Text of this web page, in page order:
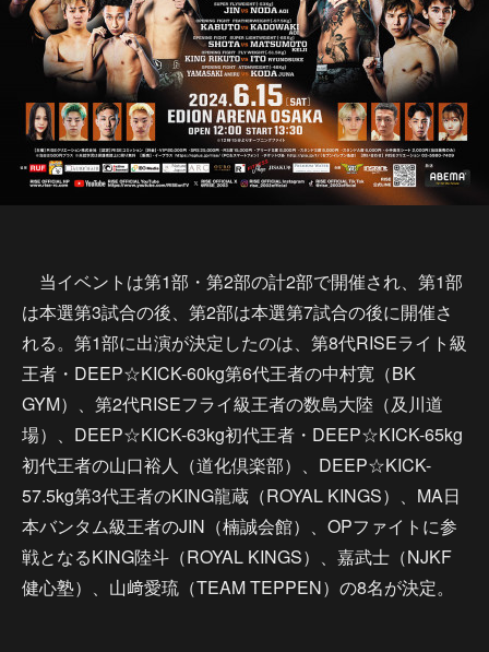
当イベントは第1部・第2部の計2部で開催され、第1部
は本選第3試合の後、第2部は本選第7試合の後に開催さ
れる。第1部に出演が決定したのは、第8代RISEライト級
王者・DEEP☆KICK-60kg第6代王者の中村寛（BK
GYM）、第2代RISEフライ級王者の数島大陸（及川道
場）、DEEP☆KICK-63kg初代王者・DEEP☆KICK-65kg
初代王者の山口裕人（道化倶楽部）、DEEP☆KICK-
57.5kg第3代王者のKING龍蔵（ROYAL KINGS）、MA日
本バンタム級王者のJIN（楠誠会館）、OPファイトに参
戦となるKING陸斗（ROYAL KINGS）、嘉武士（NJKF
健心塾）、山﨑愛琉（TEAM TEPPEN）の8名が決定。